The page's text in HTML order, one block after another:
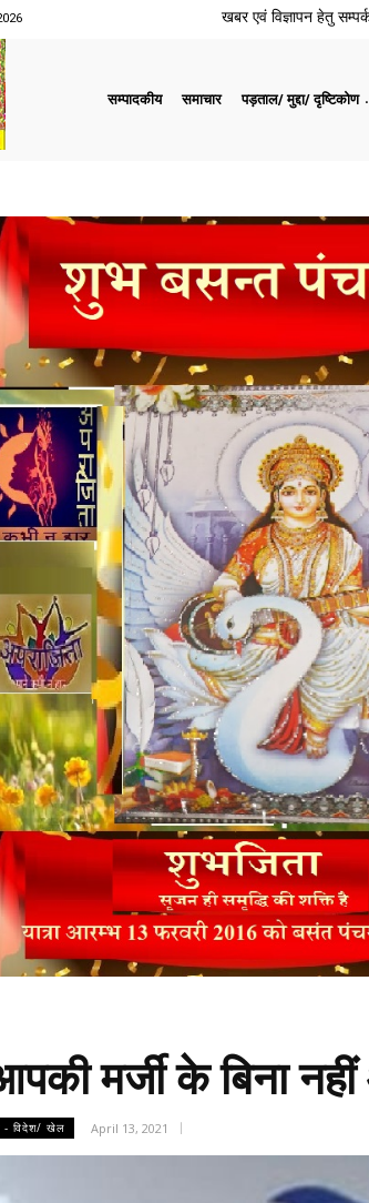
खबर एवं विज्ञापन हेतु
सम्पादकीय समाचार पड़ताल/ मुद्दा/ दृष्टिकोण
मर्जी के बिना
- विदेश/ खेल April 13, 2021